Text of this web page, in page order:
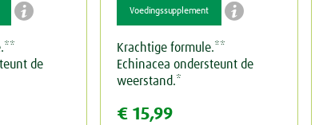

de
Voedingssupplement 
Krachtige formule.**
Echinacea ondersteunt de
weerstand.*
€ 15,99